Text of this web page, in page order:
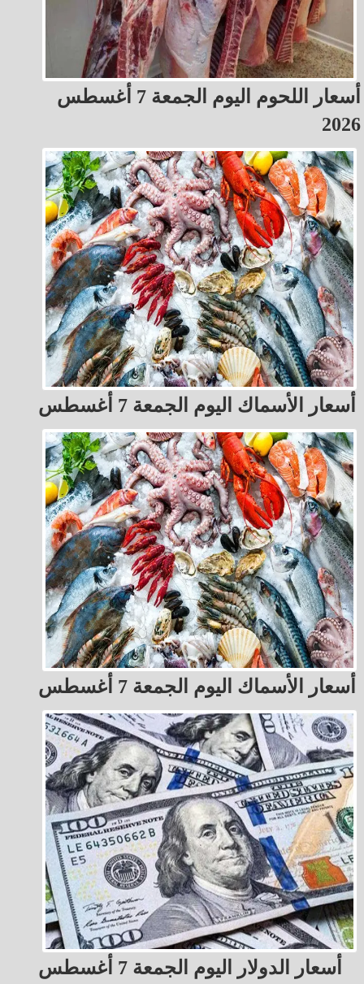
أسعار اللحوم اليوم الجمعة 7 أغسطس
2026
أسعار الأسماك اليوم الجمعة 7 أغسطس
أسعار الأسماك اليوم الجمعة 7 أغسطس
أسعار الدولار اليوم الجمعة 7 أغسطس